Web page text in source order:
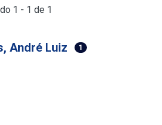
1 - 1 de 1
André Luiz 1